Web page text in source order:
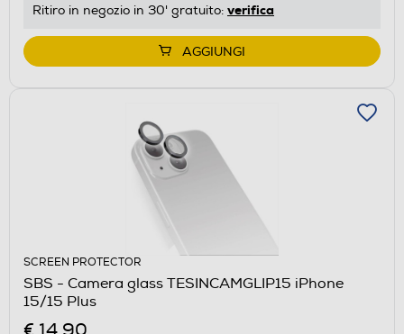
Ritiro in negozio in 30' gratuito: verifica
AGGIUNGI
SCREEN PROTECTOR
SBS - Camera glass TESINCAMGLIP15 iPhone
15/15 Plus